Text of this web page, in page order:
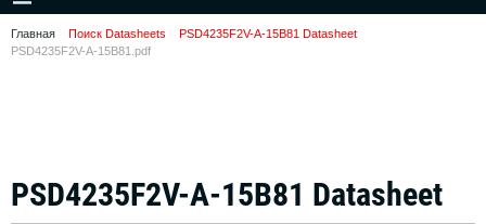
Главная Поиск Datasheets
PSD4235F2V-A-15B81 Datasheet
PSD4235F2V-A-15B81.pdf
PSD4235F2V-A-15B81 Datasheet